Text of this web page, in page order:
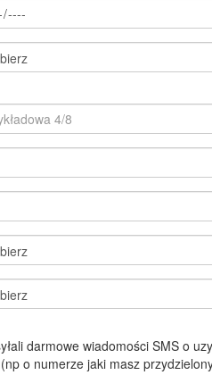
darmowe wiadomości SMS o
o numerze jaki masz